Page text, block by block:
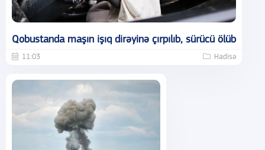
Qobustanda maşın işıq dirəyinə çırpılıb, sürücü ölüb
11:03 Hadisə